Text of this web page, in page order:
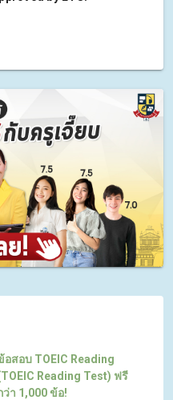
อสอบ TOEIC Reading
Reading Test) ฟรี
ว่า 1,000 ข้อ!